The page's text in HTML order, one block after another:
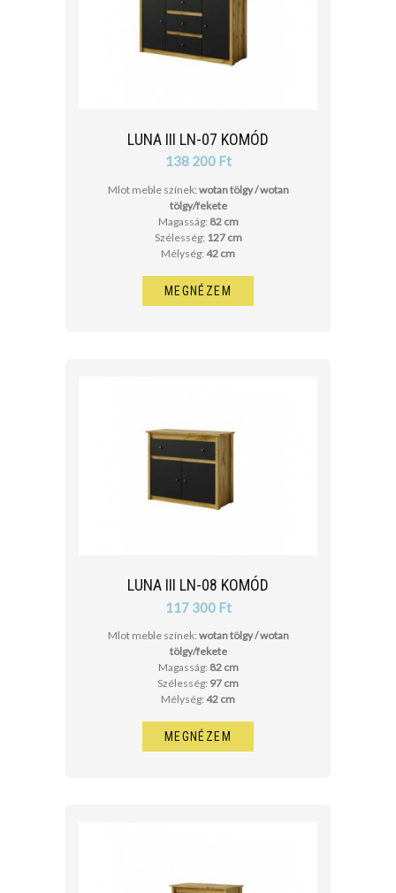
LUNA III LN-07 KOMÓD
138 200 Ft
Mlot meble színek: wotan tölgy / wotan
tölgy/fekete
Magasság: 82 cm
Szélesség: 127 cm
Mélység: 42 cm
MEGNÉZEM
LUNA III LN-08 KOMÓD
117 300 Ft
Mlot meble színek: wotan tölgy / wotan
tölgy/fekete
Magasság: 82 cm
Szélesség: 97 cm
Mélység: 42 cm
MEGNÉZEM